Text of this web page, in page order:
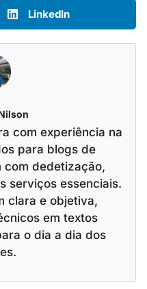
LinkedIn
com experiência na
para blogs de
com dedetização,
serviços essenciais.
clara e objetiva,
em textos
o dia a dia dos